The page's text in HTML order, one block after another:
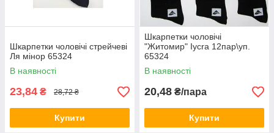
Шкарпетки чоловічі стрейчеві
Ля мінор 65324
В наявності
23,84 ₴ 28,72 ₴
Купити
Шкарпетки чоловічі
"Житомир" Iycra 12пар\уп.
65324
В наявності
20,48 ₴/пара
Купити